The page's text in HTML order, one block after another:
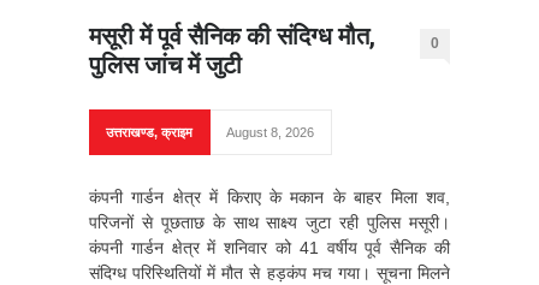
मसूरी में पूर्व सैनिक की संदिग्ध मौत,
पुलिस जांच में जुटी
0
उत्तराखण्ड,क्राइम August 8, 2026
कंपनी गार्डन क्षेत्र में किराए के मकान के बाहर मिला शव,
परिजनों से पूछताछ के साथ साक्ष्य जुटा रही पुलिस मसूरी।
कंपनी गार्डन क्षेत्र में शनिवार को 41 वर्षीय पूर्व सैनिक की
संदिग्ध परिस्थितियों में मौत से हड़कंप मच गया। सूचना मिलने